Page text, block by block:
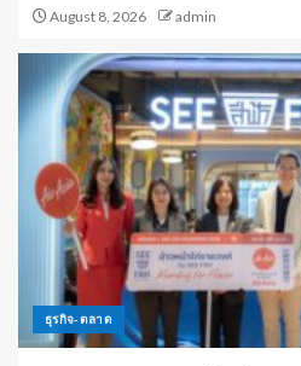
August 8, 2026 admin
ธุรกิจ-ตลาด